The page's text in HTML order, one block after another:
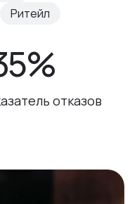
Ритейл
отказов